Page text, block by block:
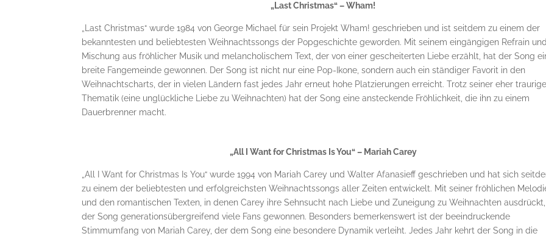
„Last Christmas“ – Wham!
„Last Christmas“ wurde 1984 von George Michael für sein Projekt Wham! geschrieben und ist seitdem zu einem der
bekanntesten und beliebtesten Weihnachtssongs der Popgeschichte geworden. Mit seinem eingängigen Refrain
Mischung aus fröhlicher Musik und melancholischem Text, der von einer gescheiterten Liebe erzählt, hat der Song
breite Fangemeinde gewonnen. Der Song ist nicht nur eine Pop-Ikone, sondern auch ein ständiger Favorit in den
Weihnachtscharts, der in vielen Ländern fast jedes Jahr erneut hohe Platzierungen erreicht. Trotz seiner eher
Thematik (eine unglückliche Liebe zu Weihnachten) hat der Song eine ansteckende Fröhlichkeit, die ihn zu einem
Dauerbrenner macht.
„All I Want for Christmas Is You“ – Mariah Carey
„All I Want for Christmas Is You“ wurde 1994 von Mariah Carey und Walter Afanasieff geschrieben und hat sich
zu einem der beliebtesten und erfolgreichsten Weihnachtssongs aller Zeiten entwickelt. Mit seiner fröhlichen
und den romantischen Texten, in denen Carey ihre Sehnsucht nach Liebe und Zuneigung zu Weihnachten
der Song generationsübergreifend viele Fans gewonnen. Besonders bemerkenswert ist der beeindruckende
Stimmumfang von Mariah Carey, der dem Song eine besondere Dynamik verleiht. Jedes Jahr kehrt der Song in die